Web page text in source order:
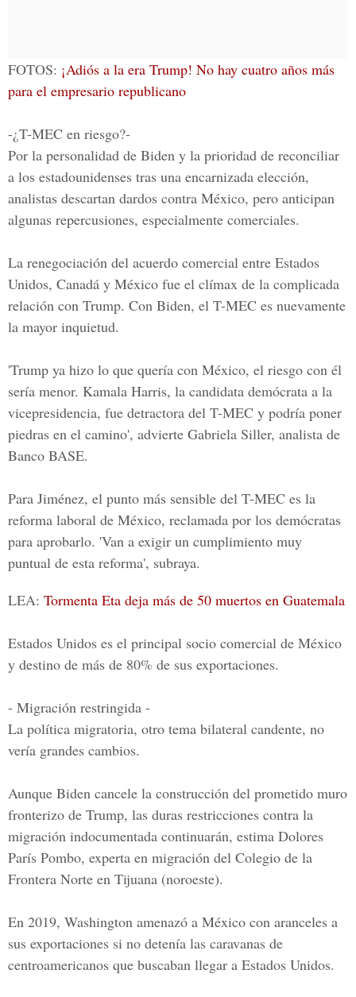
FOTOS: ¡Adiós a la era Trump! No hay cuatro años más
para el empresario republicano
-¿T-MEC en riesgo?-
Por la personalidad de Biden y la prioridad de reconciliar
a los estadounidenses tras una encarnizada elección,
analistas descartan dardos contra México, pero anticipan
algunas repercusiones, especialmente comerciales.
La renegociación del acuerdo comercial entre Estados
Unidos, Canadá y México fue el clímax de la complicada
relación con Trump. Con Biden, el T-MEC es nuevamente
la mayor inquietud.
'Trump ya hizo lo que quería con México, el riesgo con él
sería menor. Kamala Harris, la candidata demócrata a la
vicepresidencia, fue detractora del T-MEC y podría poner
piedras en el camino', advierte Gabriela Siller, analista de
Banco BASE.
Para Jiménez, el punto más sensible del T-MEC es la
reforma laboral de México, reclamada por los demócratas
para aprobarlo. 'Van a exigir un cumplimiento muy
puntual de esta reforma', subraya.
LEA: Tormenta Eta deja más de 50 muertos en Guatemala
Estados Unidos es el principal socio comercial de México
y destino de más de 80% de sus exportaciones.
- Migración restringida -
La política migratoria, otro tema bilateral candente, no
vería grandes cambios.
Aunque Biden cancele la construcción del prometido muro
fronterizo de Trump, las duras restricciones contra la
migración indocumentada continuarán, estima Dolores
París Pombo, experta en migración del Colegio de la
Frontera Norte en Tijuana (noroeste).
En 2019, Washington amenazó a México con aranceles a
sus exportaciones si no detenía las caravanas de
centroamericanos que buscaban llegar a Estados Unidos.